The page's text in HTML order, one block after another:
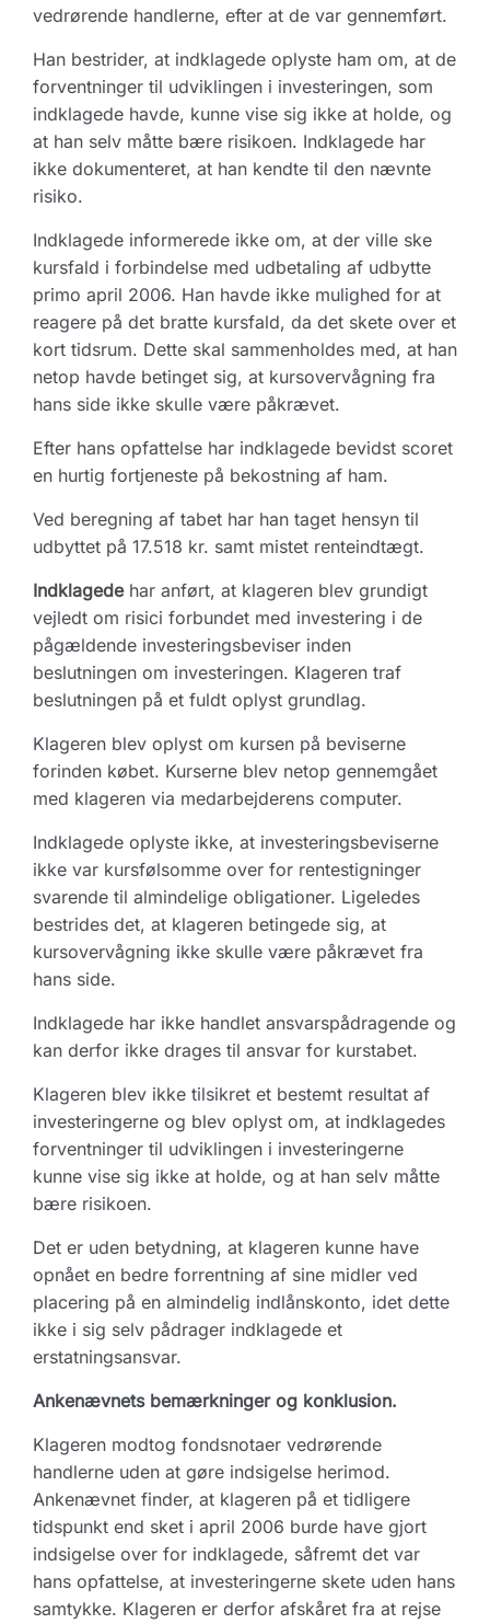
vedrørende handlerne, efter at de var gennemført.
Han bestrider, at indklagede oplyste ham om, at de
forventninger til udviklingen i investeringen, som
indklagede havde, kunne vise sig ikke at holde, og
at han selv måtte bære risikoen. Indklagede har
ikke dokumenteret, at han kendte til den nævnte
risiko.
Indklagede informerede ikke om, at der ville ske
kursfald i forbindelse med udbetaling af udbytte
primo april 2006. Han havde ikke mulighed for at
reagere på det bratte kursfald, da det skete over et
kort tidsrum. Dette skal sammenholdes med, at han
netop havde betinget sig, at kursovervågning fra
hans side ikke skulle være påkrævet.
Efter hans opfattelse har indklagede bevidst scoret
en hurtig fortjeneste på bekostning af ham.
Ved beregning af tabet har han taget hensyn til
udbyttet på 17.518 kr. samt mistet renteindtægt.
Indklagedehar anført, at klageren blev grundigt
vejledt om risici forbundet med investering i de
pågældende investeringsbeviser inden
beslutningen om investeringen. Klageren traf
beslutningen på et fuldt oplyst grundlag.
Klageren blev oplyst om kursen på beviserne
forinden købet. Kurserne blev netop gennemgået
med klageren via medarbejderens computer.
Indklagede oplyste ikke, at investeringsbeviserne
ikke var kursfølsomme over for rentestigninger
svarende til almindelige obligationer. Ligeledes
bestrides det, at klageren betingede sig, at
kursovervågning ikke skulle være påkrævet fra
hans side.
Indklagede har ikke handlet ansvarspådragende og
kan derfor ikke drages til ansvar for kurstabet.
Klageren blev ikke tilsikret et bestemt resultat af
investeringerne og blev oplyst om, at indklagedes
forventninger til udviklingen i investeringerne
kunne vise sig ikke at holde, og at han selv måtte
bære risikoen.
Det er uden betydning, at klageren kunne have
opnået en bedre forrentning af sine midler ved
placering på en almindelig indlånskonto, idet dette
ikke i sig selv pådrager indklagede et
erstatningsansvar.
Ankenævnets bemærkninger og konklusion.
Klageren modtog fondsnotaer vedrørende
handlerne uden at gøre indsigelse herimod.
Ankenævnet finder, at klageren på et tidligere
tidspunkt end sket i april 2006 burde have gjort
indsigelse over for indklagede, såfremt det var
hans opfattelse, at investeringerne skete uden hans
samtykke. Klageren er derfor afskåret fra at rejse